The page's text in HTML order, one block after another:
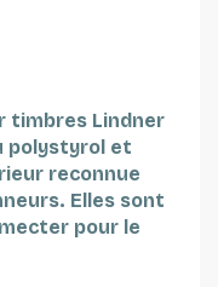
timbres Lindner
polystyrol et
reconnue
Elles sont
pour le